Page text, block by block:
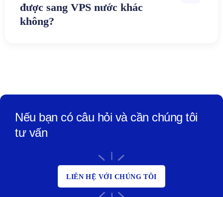
được sang VPS nước khác
không?
Nếu bạn có câu hỏi và cần chúng tôi
tư vấn
LIÊN HỆ VỚI CHÚNG TÔI